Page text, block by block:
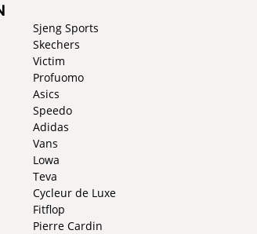
Sjeng Sports
Skechers
Victim
Profuomo
Asics
Speedo
Adidas
Vans
Lowa
Teva
Cycleur de Luxe
Fitflop
Pierre Cardin